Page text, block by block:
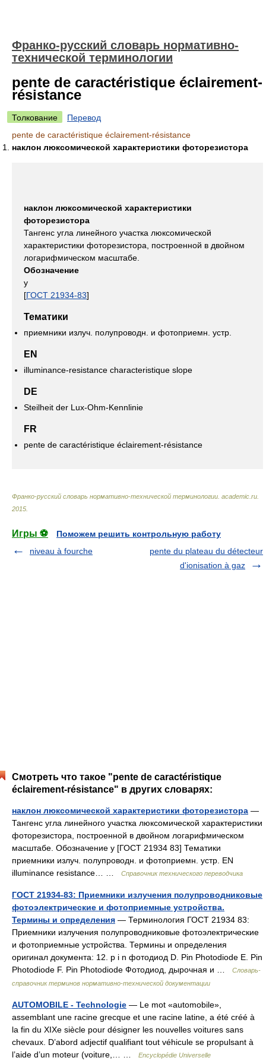
Франко-русский словарь нормативно-
технической терминологии
pente de caractéristique éclairement-
résistance
Толкование
Перевод
pente de caractéristique éclairement-résistance
наклон люксомической характеристики фоторезистора
наклон люксомической характеристики
фоторезистора
Тангенс угла линейного участка люксомической
характеристики фоторезистора, построенной в двойном
логарифмическом масштабе.
Обозначение
у
[ГОСТ 21934-83]
Тематики
приемники излуч. полупроводн. и фотоприемн. устр.
EN
illuminance-resistance characteristique slope
DE
Steilheit der Lux-Ohm-Kennlinie
FR
pente de caractéristique éclairement-résistance
Франко-русский словарь нормативно-технической терминологии academic.ru
2015
Игры ⚽
Поможем решить контрольную работу
niveau à fourche
pente du plateau du détecteur
d'ionisation à gaz
Смотреть что такое "pente de caractéristique
éclairement-résistance" в других словарях:
наклон люксомической характеристики фоторезистора —
Тангенс угла линейного участка люксомической характеристики
фоторезистора, построенной в двойном логарифмическом
масштабе. Обозначение у [ГОСТ 21934 83] Тематики
приемники излуч. полупроводн. и фотоприемн. устр. EN
illuminance resistance… …
Справочник технического переводчика
ГОСТ 21934-83: Приемники излучения полупроводниковые
фотоэлектрические и фотоприемные устройства.
Термины и определения — Терминология ГОСТ 21934 83:
Приемники излучения полупроводниковые фотоэлектрические
и фотоприемные устройства. Термины и определения
оригинал документа: 12. p i n фотодиод D. Pin Photodiode E. Pin
Photodiode F. Pin Photodiode Фотодиод, дырочная и …
Словарь-
справочник терминов нормативно-технической документации
AUTOMOBILE - Technologie — Le mot «automobile»,
assemblant une racine grecque et une racine latine, a été créé à
la fin du XIXe siècle pour désigner les nouvelles voitures sans
chevaux. D’abord adjectif qualifiant tout véhicule se propulsant à
l’aide d’un moteur (voiture,… …
Encyclopédie Universelle